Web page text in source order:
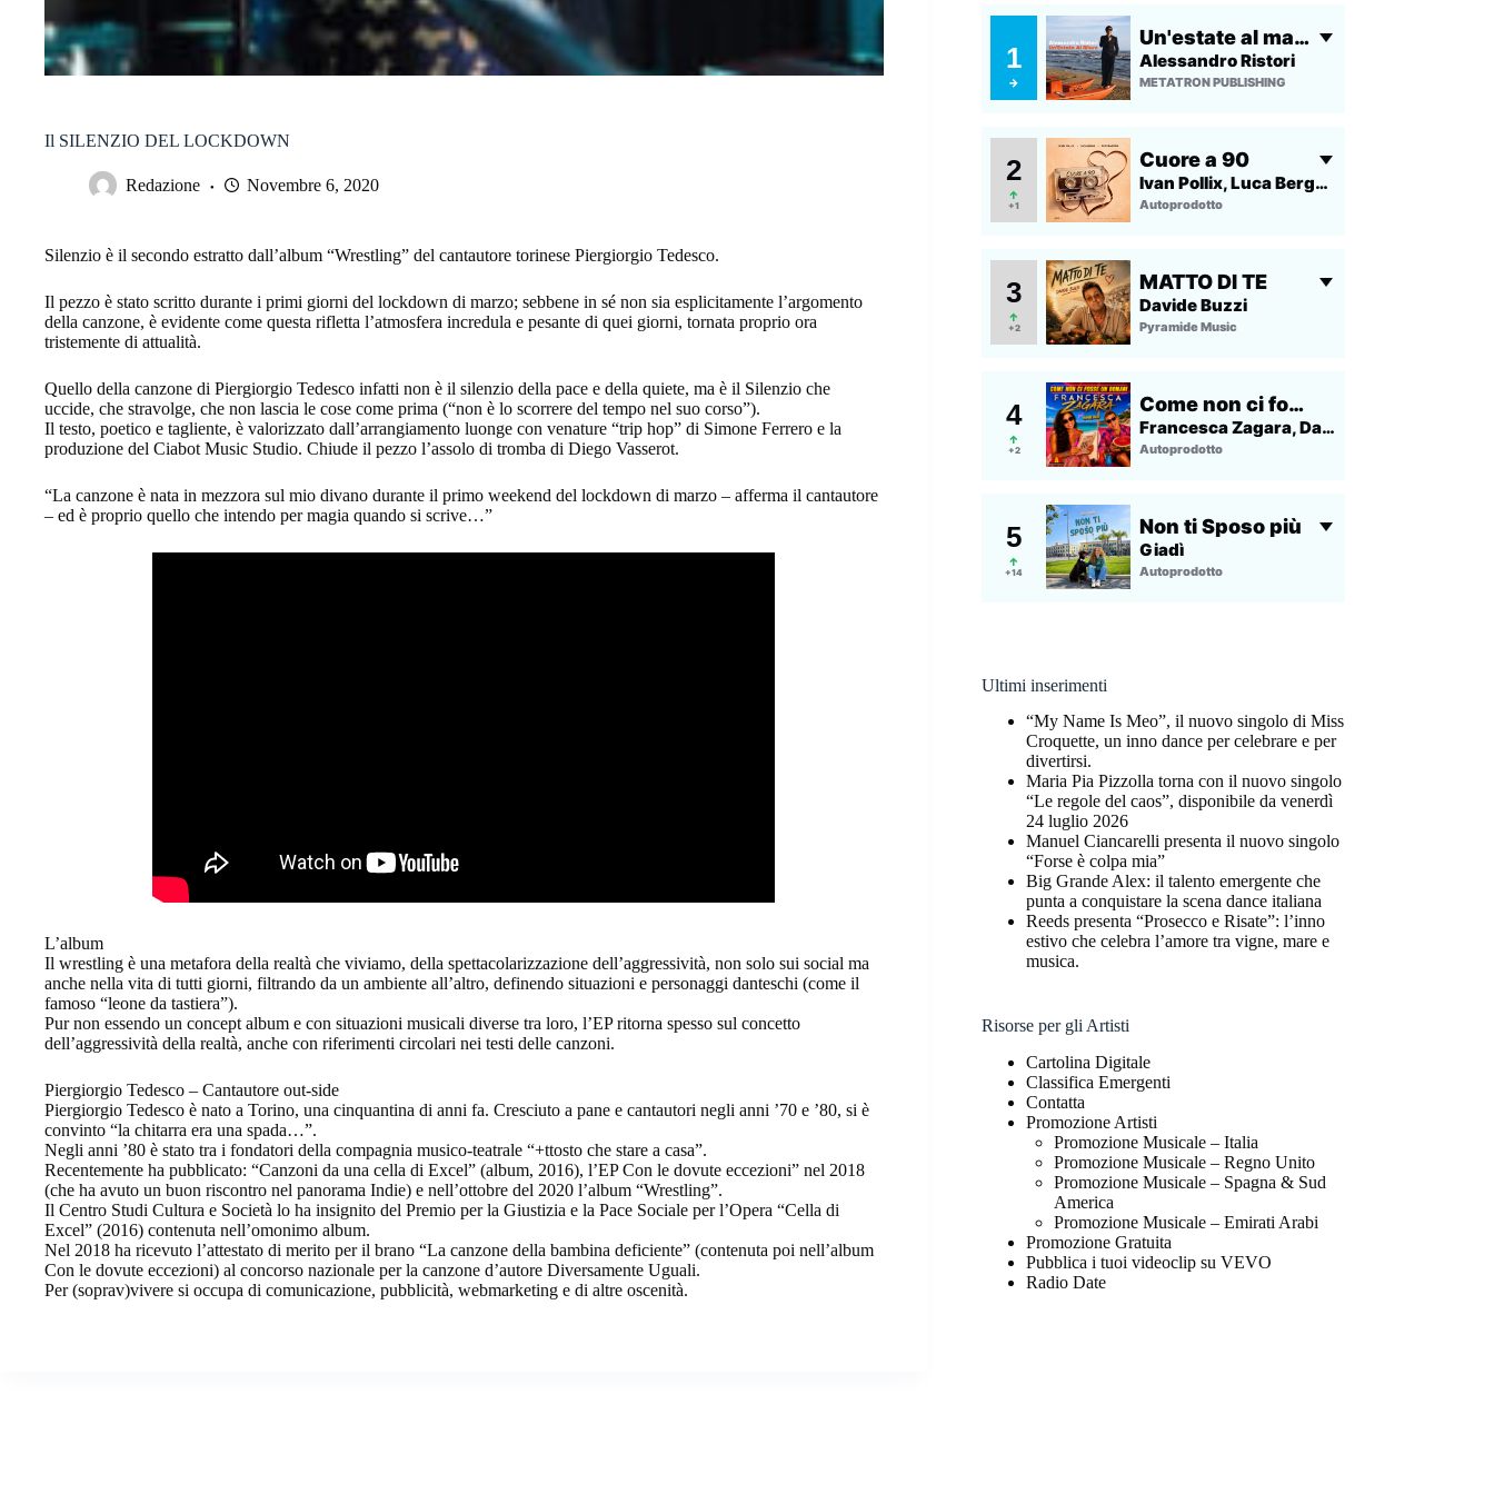
Il SILENZIO DEL LOCKDOWN
Redazione Novembre 6, 2020
Silenzio è il secondo estratto dall’album “Wrestling” del cantautore torinese Piergiorgio Tedesco.
Il pezzo è stato scritto durante i primi giorni del lockdown di marzo; sebbene in sé non sia esplicitamente l’argomento
della canzone, è evidente come questa rifletta l’atmosfera incredula e pesante di quei giorni, tornata proprio ora
tristemente di attualità.
Quello della canzone di Piergiorgio Tedesco infatti non è il silenzio della pace e della quiete, ma è il Silenzio che
uccide, che stravolge, che non lascia le cose come prima (“non è lo scorrere del tempo nel suo corso”).
Il testo, poetico e tagliente, è valorizzato dall’arrangiamento luonge con venature “trip hop” di Simone Ferrero e la
produzione del Ciabot Music Studio. Chiude il pezzo l’assolo di tromba di Diego Vasserot.
“La canzone è nata in mezzora sul mio divano durante il primo weekend del lockdown di marzo – afferma il cantautore
– ed è proprio quello che intendo per magia quando si scrive…”
L’album
Il wrestling è una metafora della realtà che viviamo, della spettacolarizzazione dell’aggressività, non solo sui social ma
anche nella vita di tutti giorni, filtrando da un ambiente all’altro, definendo situazioni e personaggi danteschi (come il
famoso “leone da tastiera”).
Pur non essendo un concept album e con situazioni musicali diverse tra loro, l’EP ritorna spesso sul concetto
dell’aggressività della realtà, anche con riferimenti circolari nei testi delle canzoni.
Piergiorgio Tedesco – Cantautore out-side
Piergiorgio Tedesco è nato a Torino, una cinquantina di anni fa. Cresciuto a pane e cantautori negli anni ’70 e ’80, si è
convinto “la chitarra era una spada…”.
Negli anni ’80 è stato tra i fondatori della compagnia musico-teatrale “+ttosto che stare a casa”.
Recentemente ha pubblicato: “Canzoni da una cella di Excel” (album, 2016), l’EP Con le dovute eccezioni” nel 2018
(che ha avuto un buon riscontro nel panorama Indie) e nell’ottobre del 2020 l’album “Wrestling”.
Il Centro Studi Cultura e Società lo ha insignito del Premio per la Giustizia e la Pace Sociale per l’Opera “Cella di
Excel” (2016) contenuta nell’omonimo album.
Nel 2018 ha ricevuto l’attestato di merito per il brano “La canzone della bambina deficiente” (contenuta poi nell’album
Con le dovute eccezioni) al concorso nazionale per la canzone d’autore Diversamente Uguali.
Per (soprav)vivere si occupa di comunicazione, pubblicità, webmarketing e di altre oscenità.
Ultimi inserimenti
“My Name Is Meo”, il nuovo singolo di Miss
Croquette, un inno dance per celebrare e per
divertirsi.
Maria Pia Pizzolla torna con il nuovo singolo
“Le regole del caos”, disponibile da venerdì
24 luglio 2026
Manuel Ciancarelli presenta il nuovo singolo
“Forse è colpa mia”
Big Grande Alex: il talento emergente che
punta a conquistare la scena dance italiana
Reeds presenta “Prosecco e Risate”: l’inno
estivo che celebra l’amore tra vigne, mare e
musica.
Risorse per gli Artisti
Cartolina Digitale
Classifica Emergenti
Contatta
Promozione Artisti
Promozione Musicale – Italia
Promozione Musicale – Regno Unito
Promozione Musicale – Spagna & Sud
America
Promozione Musicale – Emirati Arabi
Promozione Gratuita
Pubblica i tuoi videoclip su VEVO
Radio Date